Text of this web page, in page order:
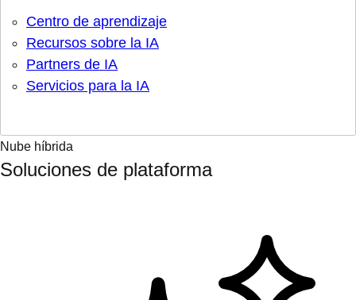
Centro de aprendizaje
Recursos sobre la IA
Partners de IA
Servicios para la IA
Nube híbrida
Soluciones de plataforma